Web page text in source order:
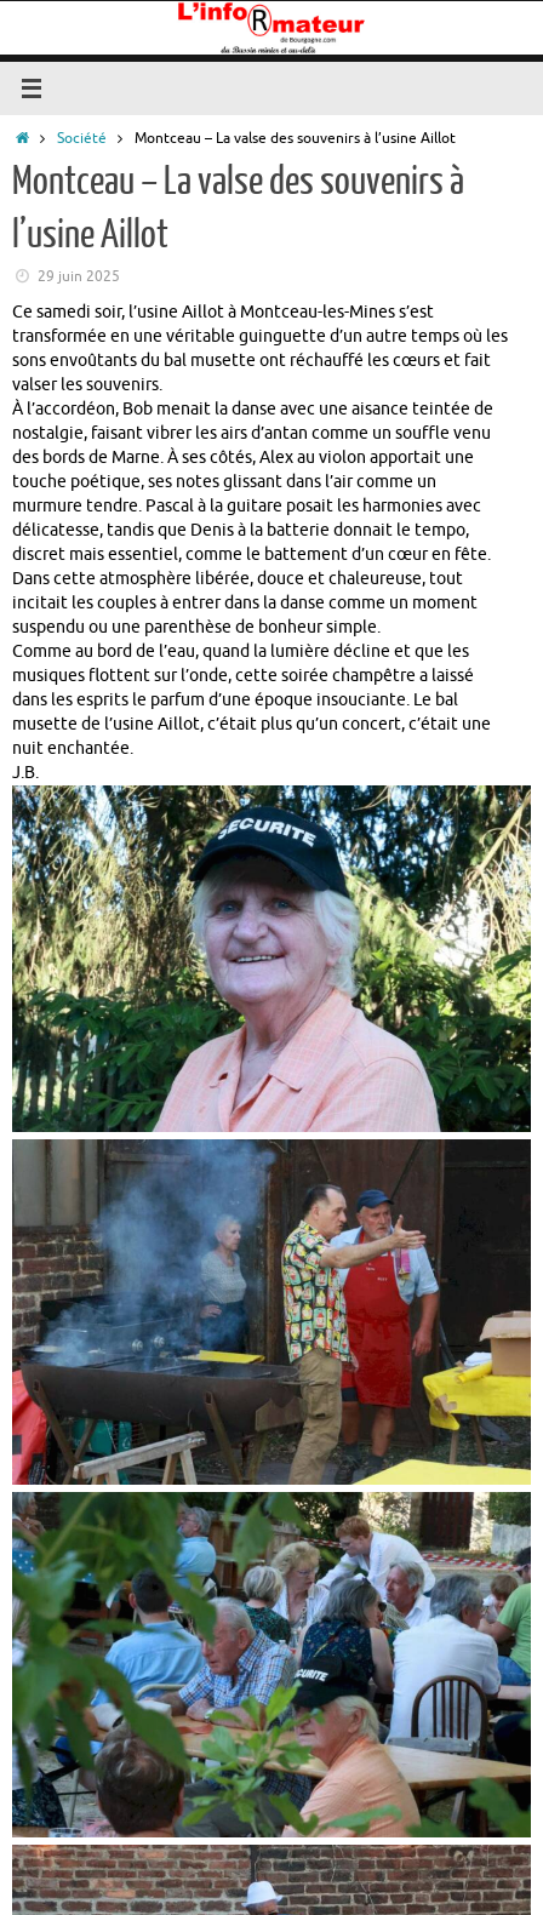
contenu
Accueil
Société Montceau – La valse des souvenirs à l’usine Aillot
Montceau – La valse des souvenirs à
l’usine Aillot
29 juin 2025
Ce samedi soir, l’usine Aillot à Montceau-les-Mines s’est
transformée en une véritable guinguette d’un autre temps où les
sons envoûtants du bal musette ont réchauffé les cœurs et fait
valser les souvenirs.
À l’accordéon, Bob menait la danse avec une aisance teintée de
nostalgie, faisant vibrer les airs d’antan comme un souffle venu
des bords de Marne. À ses côtés, Alex au violon apportait une
touche poétique, ses notes glissant dans l’air comme un
murmure tendre. Pascal à la guitare posait les harmonies avec
délicatesse, tandis que Denis à la batterie donnait le tempo,
discret mais essentiel, comme le battement d’un cœur en fête.
Dans cette atmosphère libérée, douce et chaleureuse, tout
incitait les couples à entrer dans la danse comme un moment
suspendu ou une parenthèse de bonheur simple.
Comme au bord de l’eau, quand la lumière décline et que les
musiques flottent sur l’onde, cette soirée champêtre a laissé
dans les esprits le parfum d’une époque insouciante. Le bal
musette de l’usine Aillot, c’était plus qu’un concert, c’était une
nuit enchantée.
J.B.